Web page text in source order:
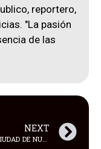
reportero,
"La pasión
de las
NEXT